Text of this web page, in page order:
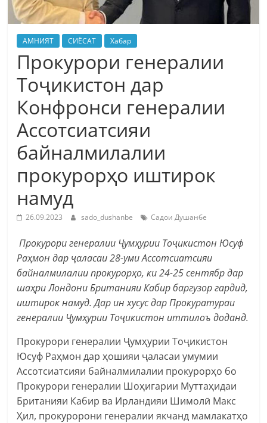
АМНИЯТ СИЁСАТ Хабар
Прокурори генералии
Тоҷикистон дар
Конфронси генералии
Ассотсиатсияи
байналмилалии
прокурорҳо иштирок
намуд
26.09.2023 sado_dushanbe Садои Душанбе
Прокурори генералии Ҷумҳурии Тоҷикистон Юсуф
Раҳмон дар ҷаласаи 28-уми Ассотсиатсияи
байналмилалии прокурорҳо, ки 24-25 сентябр дар
шаҳри Лондони Британияи Кабир баргузор гардид,
иштирок намуд. Дар ин хусус дар Прокуратураи
генералии Ҷумҳурии Тоҷикистон иттилоъ доданд.
Прокурори генералии Ҷумҳурии Тоҷикистон
Юсуф Раҳмон дар ҳошияи ҷаласаи умумии
Ассотсиатсияи байналмилалии прокурорҳо бо
Прокурори генералии Шоҳигарии Муттаҳидаи
Британияи Кабир ва Ирландияи Шимолӣ Макс
Ҳил, прокуророни генералии якчанд мамлакатҳо